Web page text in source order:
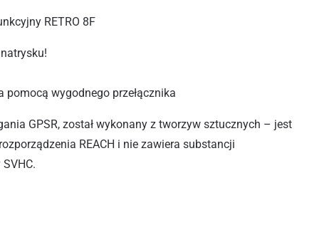
RETRO 8F
pomocą wygodnego przełącznika
GPSR, został wykonany z tworzyw sztucznych – jest
REACH i nie zawiera substancji